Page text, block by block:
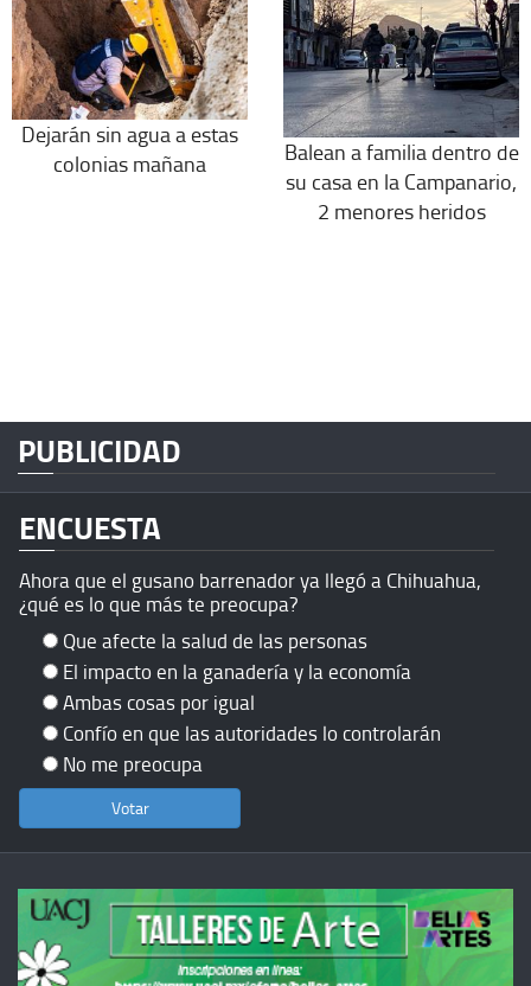
Dejarán sin agua a estas
colonias mañana
Balean a familia dentro de
su casa en la Campanario,
2 menores heridos
PUBLICIDAD
ENCUESTA
Ahora que el gusano barrenador ya llegó a Chihuahua,
¿qué es lo que más te preocupa?
Que afecte la salud de las personas
El impacto en la ganadería y la economía
Ambas cosas por igual
Confío en que las autoridades lo controlarán
No me preocupa